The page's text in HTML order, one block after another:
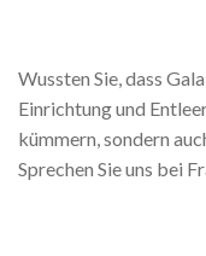
Wussten Sie, dass
Einrichtung und
kümmern, sondern
Sprechen Sie uns bei